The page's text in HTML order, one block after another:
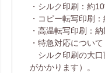
・シルク印刷：約
・コピー転写印刷
・高温転写印刷：
・特急対応について
シルク印刷の大口
がかかります）。